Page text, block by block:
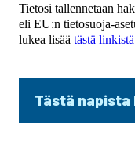
Tietosi tallennetaan
eli EU:n tietosuoja-
lukea lisää tästä